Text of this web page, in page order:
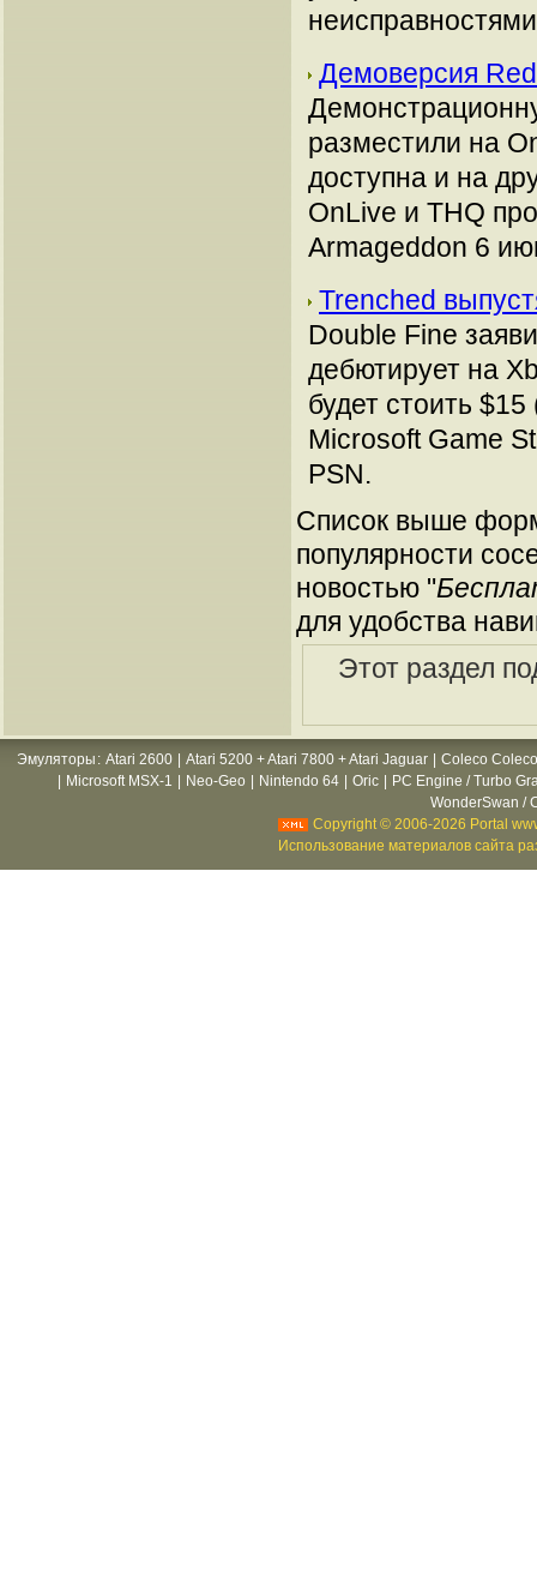
Демоверсия
разместили на
доступна и на
OnLive и THQ
Armageddon 6
Trenched
Double Fine
дебютирует на
будет стоить
Microsoft Game
PSN.
Список выше
популярности
новостью "
для удобства
Этот раздел
Эмуляторы : Atari 2600 Atari 5200 + Atari 7800 + Atari Jaguar
Coleco
Microsoft MSX-1 Neo-Geo Nintendo 64 Oric
PC Engine / Turbo
WonderSwan /
Copyright © 2006-2026 Portal
Использование материалов сайта